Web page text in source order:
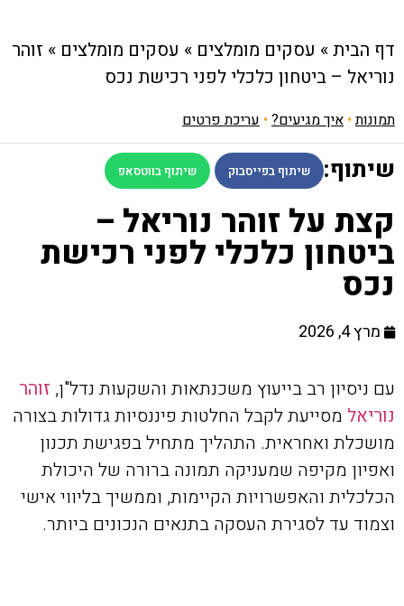
דף הבית» עסקים מומלצים » עסקים מומלצים » זוהר
נוריאל – ביטחון כלכלי לפני רכישת נכס
תמונות• איך מגיעים? • עריכת פרטים
שיתוף: שיתוף בפייסבוק שיתוף בווטסאפ
קצת על זוהר נוריאל –
ביטחון כלכלי לפני רכישת
נכס
מרץ 4, 2026
עם ניסיון רב בייעוץ משכנתאות והשקעות נדל"ן, זוהר
נוריאל מסייעת לקבל החלטות פיננסיות גדולות בצורה
מושכלת ואחראית. התהליך מתחיל בפגישת תכנון
ואפיון מקיפה שמעניקה תמונה ברורה של היכולת
הכלכלית והאפשרויות הקיימות, וממשיך בליווי אישי
וצמוד עד לסגירת העסקה בתנאים הנכונים ביותר.